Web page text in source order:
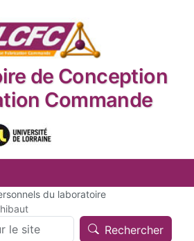
de Conception
Commande
du laboratoire
Rechercher